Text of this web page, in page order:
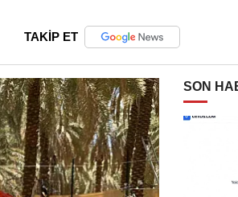
TAKİP ET
SON